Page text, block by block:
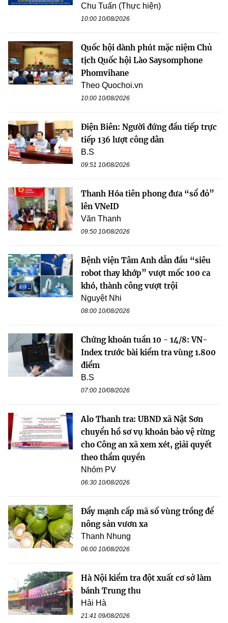
Chu Tuấn (Thực hiện)
10:00 10/08/2026
Quốc hội dành phút mặc niệm Chủ
tịch Quốc hội Lào Saysomphone
Phomvihane
Theo Quochoi.vn
10:00 10/08/2026
Điện Biên: Người đứng đầu tiếp trực
tiếp 136 lượt công dân
B.S
09:51 10/08/2026
Thanh Hóa tiên phong đưa “sổ đỏ”
lên VNeID
Văn Thanh
09:50 10/08/2026
Bệnh viện Tâm Anh dẫn đầu “siêu
robot thay khớp” vượt mốc 100 ca
khó, thành công vượt trội
Nguyệt Nhi
08:00 10/08/2026
Chứng khoán tuần 10 - 14/8: VN-
Index trước bài kiểm tra vùng 1.800
điểm
B.S
07:00 10/08/2026
Alo Thanh tra: UBND xã Nật Sơn
chuyển hồ sơ vụ khoán bảo vệ rừng
cho Công an xã xem xét, giải quyết
theo thẩm quyền
Nhóm PV
06:30 10/08/2026
Đẩy mạnh cấp mã số vùng trồng để
nông sản vươn xa
Thanh Nhung
06:00 10/08/2026
Hà Nội kiểm tra đột xuất cơ sở làm
bánh Trung thu
Hải Hà
21:41 09/08/2026